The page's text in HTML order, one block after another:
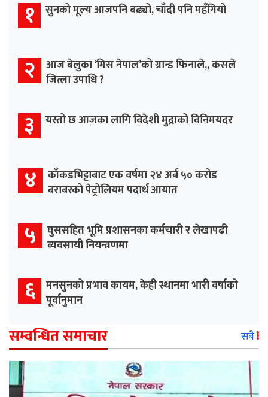
१ सुनको मूल्य आजपनि बढ्यो, चाँदी पनि महँगियो
२ आज बेलुका ‘मिस नेपाल’को ग्रान्ड फिनाले,, कसले
जित्ला उपाधि ?
३ यस्तो छ आजका लागि विदेशी मुद्राको विनिमयदर
४ काँकडभिट्टाबाट एक वर्षमा २४ अर्ब ५० करोड
बराबरको पेट्रोलियम पदार्थ आयात
५ घुससहित भूमि प्रशासनका कर्मचारी र लेखापढी
व्यवसायी नियन्त्रणमा
६ मनसुनको प्रभाव कायम, केही स्थानमा भारी वर्षाको
पूर्वानुमान
सम्वन्धित समाचार सबै